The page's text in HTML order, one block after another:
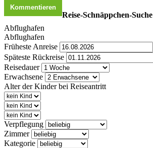
Reise-Schnäppchen-Suche
Abflughafen
Abflughafen
Früheste Anreise
Späteste Rückreise
Reisedauer
Erwachsene
Alter der Kinder bei Reiseantritt
Verpflegung
Zimmer
Kategorie